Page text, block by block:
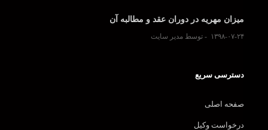
میزان مهریه در دوران عقد و مطالبه آن
۱۳۹۸-۰۷-۲۴ توسط مدیر سایت
دسترسی سریع
صفحه اصلی
درخواست وکیل